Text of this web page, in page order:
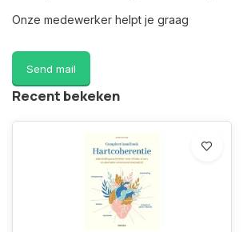
Onze medewerker helpt je graag
Send mail
Recent bekeken